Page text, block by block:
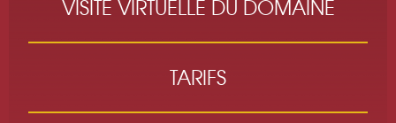
VISITE VIRTUELLE DU DOMAINE
TARIFS